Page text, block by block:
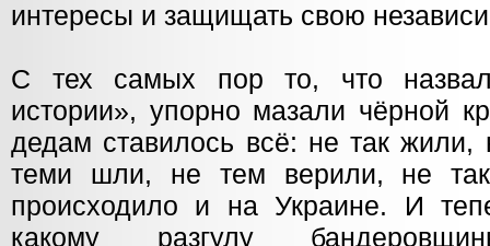
интересы и защищать свою
С тех самых пор то, что
истории», упорно мазали чёрной
дедам ставилось всё: не так жили,
теми шли, не тем верили, не
происходило и на Украине. И
какому разгулу